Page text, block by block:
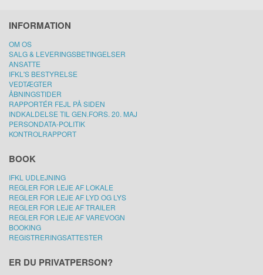
INFORMATION
OM OS
SALG & LEVERINGSBETINGELSER
ANSATTE
IFKL'S BESTYRELSE
VEDTÆGTER
ÅBNINGSTIDER
RAPPORTÉR FEJL PÅ SIDEN
INDKALDELSE TIL GEN.FORS. 20. MAJ
PERSONDATA-POLITIK
KONTROLRAPPORT
BOOK
IFKL UDLEJNING
REGLER FOR LEJE AF LOKALE
REGLER FOR LEJE AF LYD OG LYS
REGLER FOR LEJE AF TRAILER
REGLER FOR LEJE AF VAREVOGN
BOOKING
REGISTRERINGSATTESTER
ER DU PRIVATPERSON?